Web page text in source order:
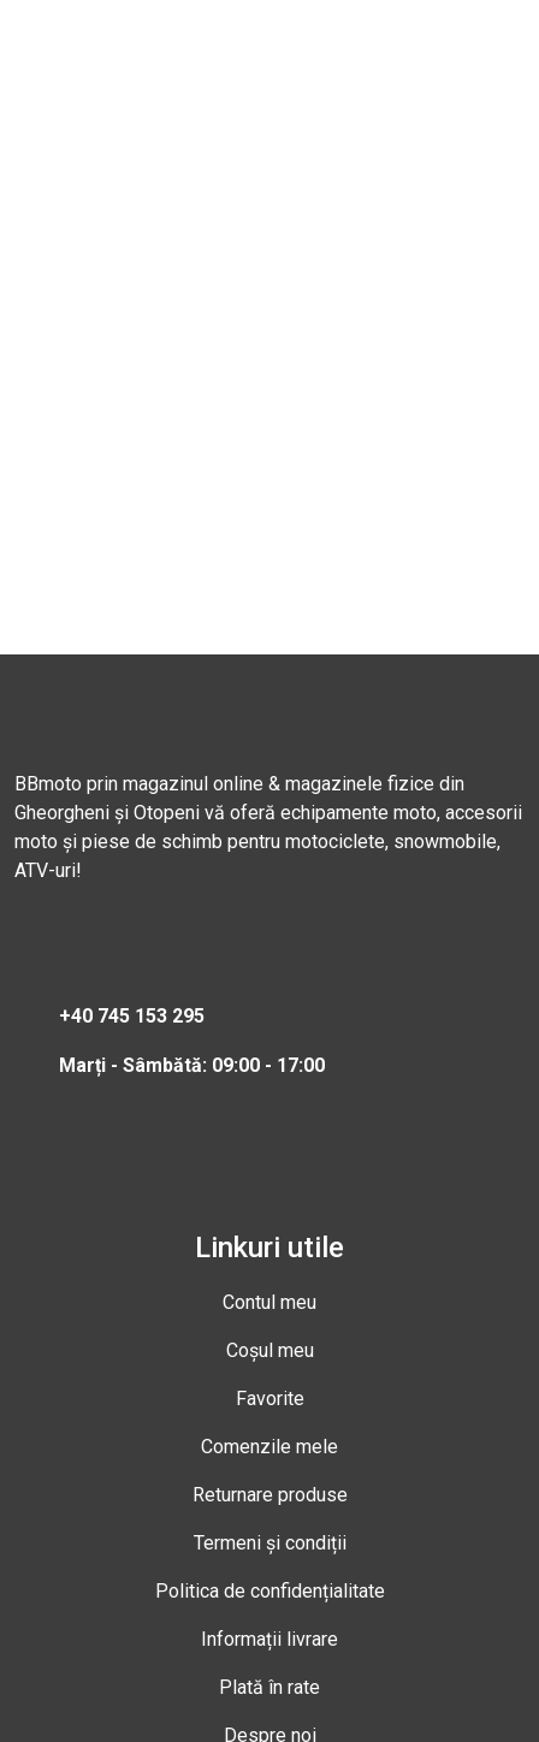
BBmoto prin magazinul online & magazinele fizice din
Gheorgheni și Otopeni vă oferă echipamente moto, accesorii
moto și piese de schimb pentru motociclete, snowmobile,
ATV-uri!
+40 745 153 295
Marți - Sâmbătă: 09:00 - 17:00
Linkuri utile
Contul meu
Coșul meu
Favorite
Comenzile mele
Returnare produse
Termeni și condiții
Politica de confidențialitate
Informații livrare
Plată în rate
Despre noi